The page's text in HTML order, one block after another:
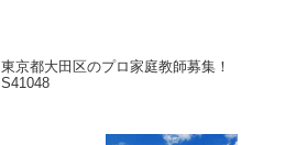
東京都大田区のプロ家庭教師募集！
S41048